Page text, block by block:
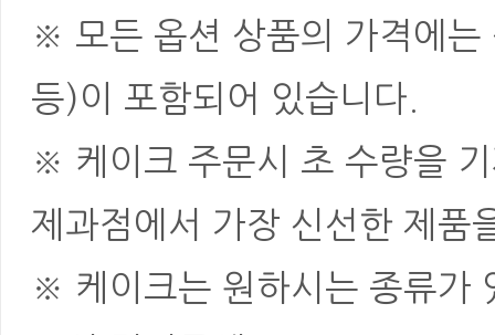
※ 모든 옵션 상품의 가격에는
등)이 포함되어 있습니다.
※ 케이크 주문시 초 수량을
제과점에서 가장 신선한 제품
※ 케이크는 원하시는 종류가